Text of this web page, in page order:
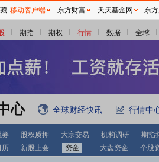
期指 期权 行情 数据 全球
心 全球财经快讯 行情中
券 股权质押 大宗交易 机构调研
期指
历 新股上会 资金 大盘资金 个股
移动客户端 东方财富 天天基金网 东